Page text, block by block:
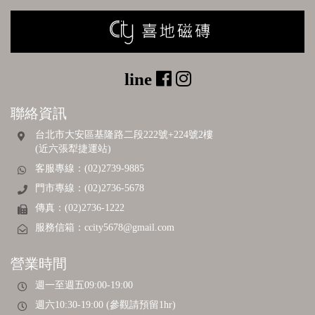
聯絡資訊
台北市大安區基隆路二段222號+224號2樓
(近六張犁捷運站)
客服專線：(02)2739-9885
門市專線：(02)2736-5678
傳真：(02)2736-1222
服務信箱： ccity5678@gmail.com
營業時間
週一至週五09:00-19:00
週六10:30-19:00 (參觀請預留1hr)